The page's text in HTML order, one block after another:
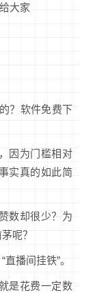
大家
？软件免费下
因为门槛相对
实真的如此简
数却很少？为
呢？
播间挂铁”。
是花费一定数